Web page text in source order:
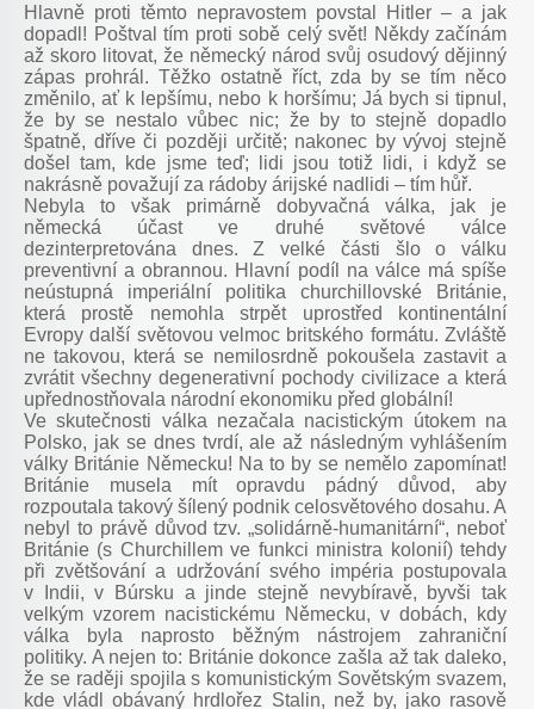
Hlavně proti těmto nepravostem povstal Hitler – a jak
dopadl! Poštval tím proti sobě celý svět! Někdy začínám
až skoro litovat, že německý národ svůj osudový dějinný
zápas prohrál. Těžko ostatně říct, zda by se tím něco
změnilo, ať k lepšímu, nebo k horšímu; Já bych si tipnul,
že by se nestalo vůbec nic; že by to stejně dopadlo
špatně, dříve či později určitě; nakonec by vývoj stejně
došel tam, kde jsme teď; lidi jsou totiž lidi, i když se
nakrásně považují za rádoby árijské nadlidi – tím hůř.
Nebyla to však primárně dobyvačná válka, jak je
německá účast ve druhé světové válce
dezinterpretována dnes. Z velké části šlo o válku
preventivní a obrannou. Hlavní podíl na válce má spíše
neústupná imperiální politika churchillovské Británie,
která prostě nemohla strpět uprostřed kontinentální
Evropy další světovou velmoc britského formátu. Zvláště
ne takovou, která se nemilosrdně pokoušela zastavit a
zvrátit všechny degenerativní pochody civilizace a která
upřednostňovala národní ekonomiku před globální!
Ve skutečnosti válka nezačala nacistickým útokem na
Polsko, jak se dnes tvrdí, ale až následným vyhlášením
války Británie Německu! Na to by se nemělo zapomínat!
Británie musela mít opravdu pádný důvod, aby
rozpoutala takový šílený podnik celosvětového dosahu. A
nebyl to právě důvod tzv. „solidárně-humanitární“, neboť
Británie (s Churchillem ve funkci ministra kolonií) tehdy
při zvětšování a udržování svého impéria postupovala
v Indii, v Búrsku a jinde stejně nevybíravě, byvši tak
velkým vzorem nacistickému Německu, v dobách, kdy
válka byla naprosto běžným nástrojem zahraniční
politiky. A nejen to: Británie dokonce zašla až tak daleko,
že se raději spojila s komunistickým Sovětským svazem,
kde vládl obávaný hrdlořez Stalin, než by, jako rasově